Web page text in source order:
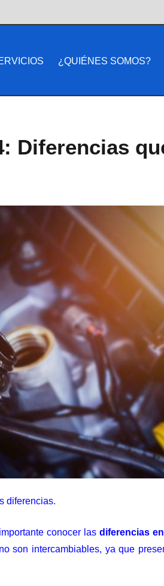
¿QUIÉNES SOMOS?
Diferencias
diferencias.
conocer las diferencias
son intercambiables, ya que